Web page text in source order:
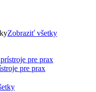
Zobraziť všetky
pre prax